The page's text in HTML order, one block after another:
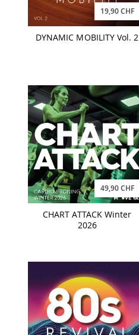
19,90 CHF
DYNAMIC MOBILITY Vol. 2
49,90 CHF
CHART ATTACK Winter
2026